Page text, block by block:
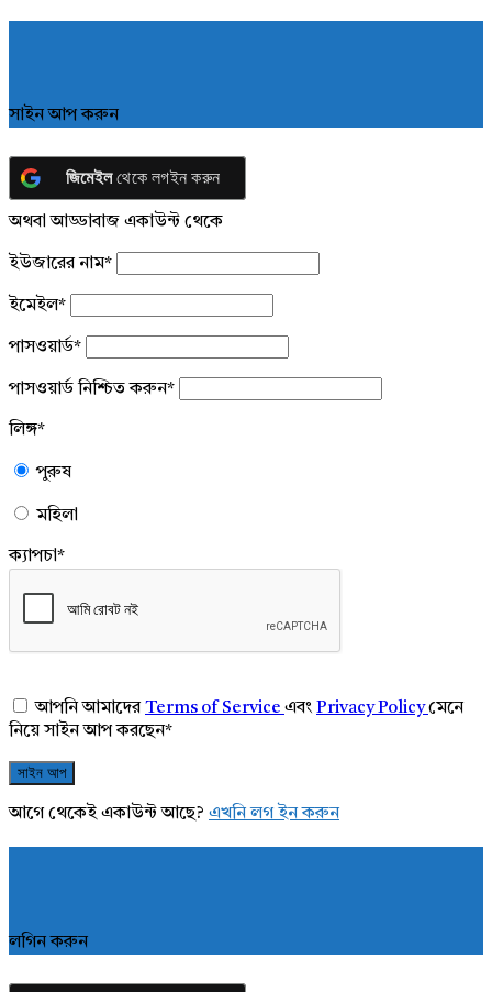
সাইন আপ করুন
জিমেইলথেকে লগইন করুন
অথবা আড্ডাবাজ একাউন্ট থেকে
ইউজারের নাম*
ইমেইল*
পাসওয়ার্ড*
পাসওয়ার্ড নিশ্চিত করুন*
লিঙ্গ*
পুরুষ
মহিলা
ক্যাপচা*
আপনি আমাদেরTerms of Service এবং Privacy Policyমেনে
নিয়ে সাইন আপ করছেন*
আগে থেকেই একাউন্ট আছে? এখনি লগ ইন করুন
লগিন করুন